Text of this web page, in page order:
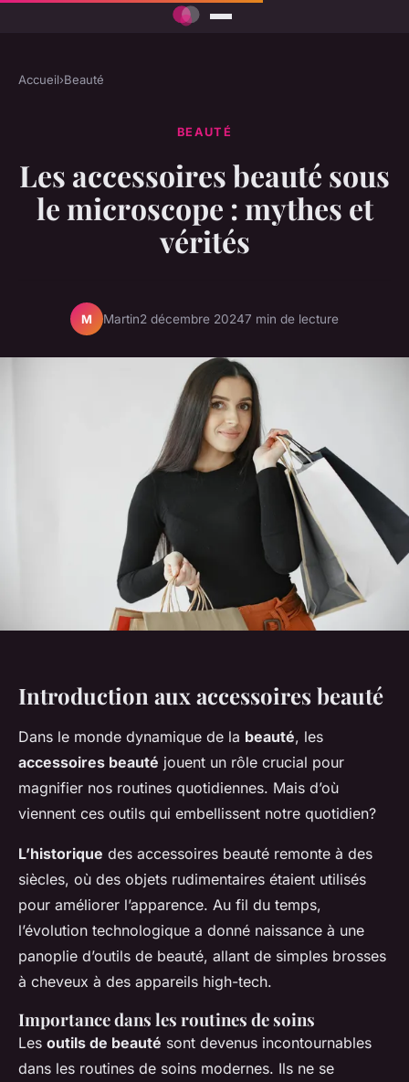
Accueil›Beauté
BEAUTÉ
Les accessoires beauté sous
le microscope : mythes et
vérités
M Martin2 décembre 20247 min de lecture
Introduction aux accessoires beauté
Dans le monde dynamique de la beauté, les
accessoires beauté jouent un rôle crucial pour
magnifier nos routines quotidiennes. Mais d’où
viennent ces outils qui embellissent notre quotidien?
L’historique des accessoires beauté remonte à des
siècles, où des objets rudimentaires étaient utilisés
pour améliorer l’apparence. Au fil du temps,
l’évolution technologique a donné naissance à une
panoplie d’outils de beauté, allant de simples brosses
à cheveux à des appareils high-tech.
Importance dans les routines de soins
Les outils de beauté sont devenus incontournables
dans les routines de soins modernes. Ils ne se